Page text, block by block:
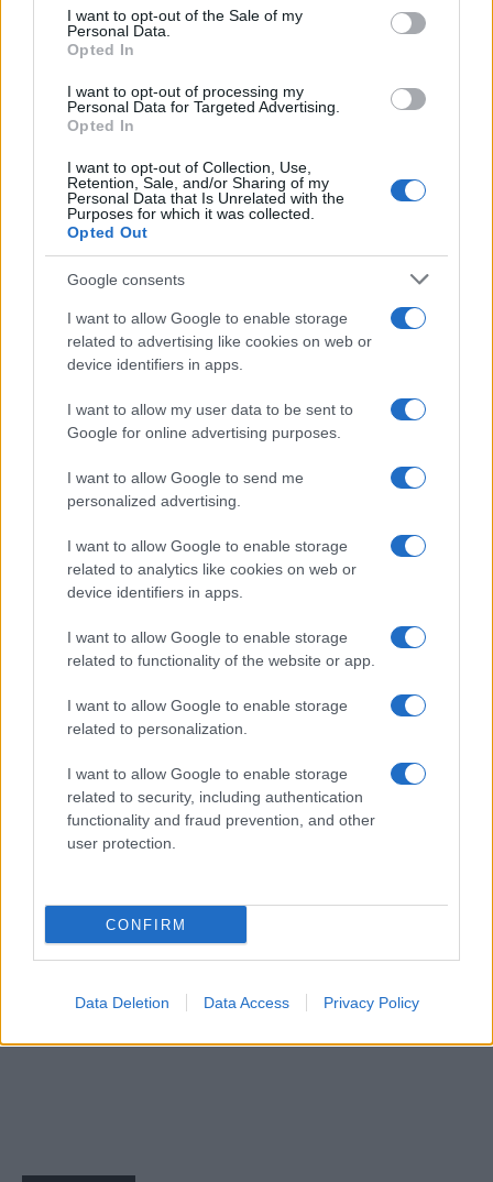
consent section.
I want to opt-out of the Sale of my
Personal Data.
Opted In
I want to opt-out of processing my
Personal Data for Targeted Advertising.
Opted In
I want to opt-out of Collection, Use,
Retention, Sale, and/or Sharing of my
Personal Data that Is Unrelated with the
Purposes for which it was collected.
Opted Out
Google consents
I want to allow Google to enable storage
related to advertising like cookies on web or
device identifiers in apps.
I want to allow my user data to be sent to
Google for online advertising purposes.
I want to allow Google to send me
personalized advertising.
I want to allow Google to enable storage
related to analytics like cookies on web or
device identifiers in apps.
I want to allow Google to enable storage
related to functionality of the website or app.
I want to allow Google to enable storage
related to personalization.
I want to allow Google to enable storage
related to security, including authentication
functionality and fraud prevention, and other
user protection.
CONFIRM
Data Deletion Data Access Privacy Policy
Lost Frequencies, Tujamo, Sam Feldt și
Narada împreună cu Smiley și HaHaHa
Production lansează un manifest pentru...
fierbinte,...